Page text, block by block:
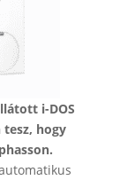
i-DOS
hogy